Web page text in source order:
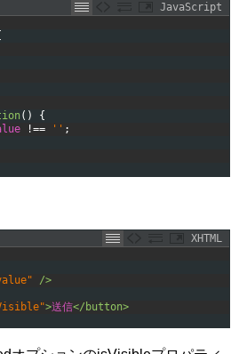
JavaScript
( )
{
!== '' ;
XHTML
/>
>送信</button>